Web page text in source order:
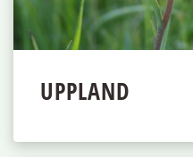
UPPLAND